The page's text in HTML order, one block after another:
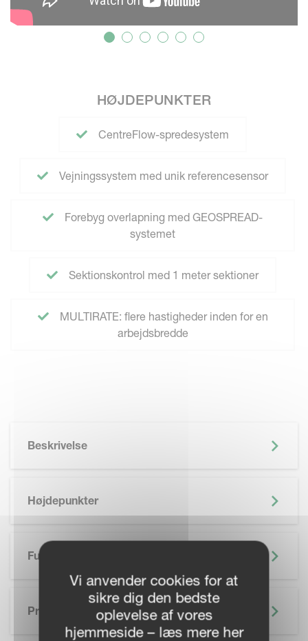
HØJDEPUNKTER
CentreFlow-spredesystem
Vejningssystem med unik referencesensor
Forebyg overlapning med GEOSPREAD-
systemet
Sektionskontrol med 1 meter sektioner
MULTIRATE: flere hastigheder inden for en
arbejdsbredde
Beskrivelse
Højdepunkter
Funktioner
Præcisionslandbrug
Vi anvender cookies for at
sikre dig den bedste
oplevelse af vores
hjemmeside – læs mere her